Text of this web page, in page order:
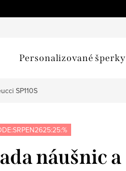
Personalizované šperky
SP110S
náušnic a